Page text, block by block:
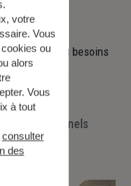
sécuriser vos besoins
de demain.
professionnels
votre
Vous
ou
alors
Vous
à tout
consulter
des